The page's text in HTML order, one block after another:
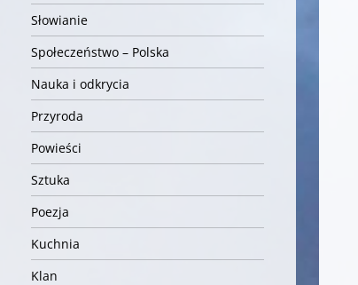
Słowianie
Społeczeństwo – Polska
Nauka i odkrycia
Przyroda
Powieści
Sztuka
Poezja
Kuchnia
Klan